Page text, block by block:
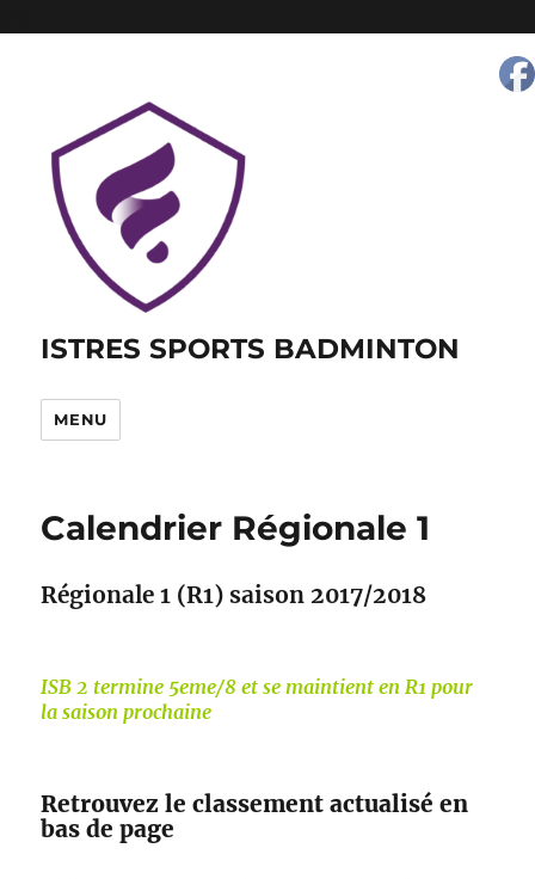
ISTRES SPORTS BADMINTON
MENU
Calendrier Régionale 1
Régionale 1 (R1) saison 2017/2018
ISB 2 termine 5eme/8 et se maintient en R1 pour
la saison prochaine
Retrouvez le classement actualisé en
bas de page